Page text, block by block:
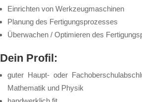
Ein­rich­ten von Werk­zeug­ma­schi­nen
Pla­nung des Fer­ti­gungs­pro­zes­ses
Über­wa­chen / Op­ti­mie­ren des
Dein Pro­fil:
gu­ter Haupt- oder
Ma­the­ma­tik und Phy­sik